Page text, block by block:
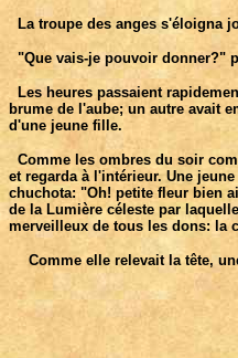
La troupe des anges s'éloigna
"Que vais-je pouvoir donner?"
Les heures passaient
brume de l'aube; un autre avait
d'une jeune fille.
Comme les ombres du soir
et regarda à l'intérieur. Une
chuchota: "Oh! petite fleur bien
de la Lumière céleste par
merveilleux de tous les dons: la
Comme elle relevait la tête,